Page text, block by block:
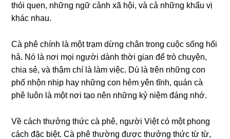
thói quen, những ngữ cảnh xã hội, và cả những khẩu vị
khác nhau.
Cà phê chính là một trạm dừng chân trong cuộc sống hối
hả. Nó là nơi mọi người dành thời gian để trò chuyện,
chia sẻ, và thậm chí là làm việc. Dù là trên những con
phố nhộn nhịp hay những con hẻm yên tĩnh, quán cà
phê luôn là một nơi tạo nên những kỷ niệm đáng nhớ.
Về cách thưởng thức cà phê, người Việt có một phong
cách đặc biệt. Cà phê thường được thưởng thức từ từ,